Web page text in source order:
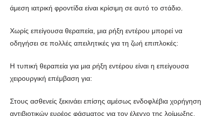
άμεση ιατρική φροντίδα είναι κρίσιμη σε αυτό το στάδιο.
Χωρίς επείγουσα θεραπεία, μια ρήξη εντέρου μπορεί να
οδηγήσει σε πολλές απειλητικές για τη ζωή επιπλοκές:
Η τυπική θεραπεία για μια ρήξη εντέρου είναι η επείγουσα
χειρουργική επέμβαση για:
Στους ασθενείς ξεκινάει επίσης αμέσως ενδοφλέβια χορήγηση
αντιβιοτικών ευρέος φάσματος για τον έλεγχο της λοίμωξης.